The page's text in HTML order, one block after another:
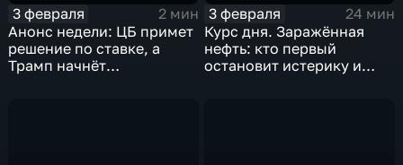
3 февраля
2 мин
Анонс недели: ЦБ примет
решение по ставке, а
Трамп начнёт
3 февраля
24 мин
Курс дня. Заражённая
нефть: кто первый
остановит истерику и